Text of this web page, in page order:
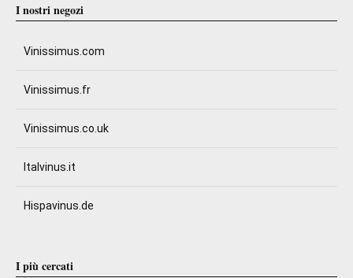
I nostri negozi
Vinissimus.com
Vinissimus.fr
Vinissimus.co.uk
Italvinus.it
Hispavinus.de
I più cercati